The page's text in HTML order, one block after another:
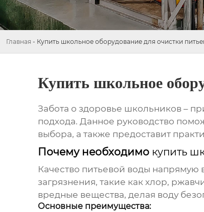
Главная - Купить школьное оборудование для очистки
Купить школьное
Забота о здоровье школьников –
подхода. Данное руководство
выбора, а также предоставит
Почему необходимо купить
Качество питьевой воды напрямую
загрязнения, такие как хлор,
вредные вещества, делая воду
Основные преимущества: